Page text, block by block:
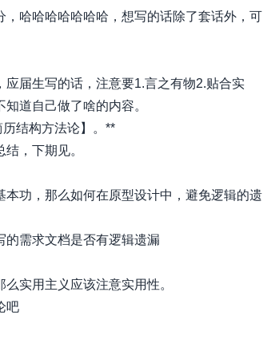
哈哈哈哈哈哈哈，想写的话除了套话外，可
届生写的话，注意要1.言之有物2.贴合实
道自己做了啥的内容。
结构方法论】。**
，下期见。
功，那么如何在原型设计中，避免逻辑的遗
的需求文档是否有逻辑遗漏
实用主义应该注意实用性。
吧